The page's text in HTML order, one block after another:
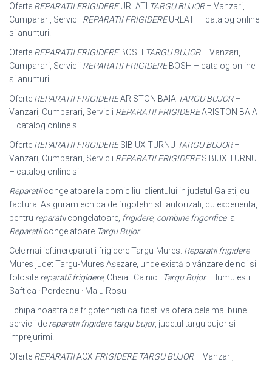
Oferte REPARATII FRIGIDEREURLATI TARGU BUJOR– Vanzari,
Cumparari, Servicii REPARATII FRIGIDEREURLATI – catalog online
si anunturi.
Oferte REPARATII FRIGIDEREBOSH TARGU BUJOR– Vanzari,
Cumparari, Servicii REPARATII FRIGIDEREBOSH – catalog online
si anunturi.
Oferte REPARATII FRIGIDEREARISTON BAIA TARGU BUJOR–
Vanzari, Cumparari, Servicii REPARATII FRIGIDEREARISTON BAIA
– catalog online si
Oferte REPARATII FRIGIDERESIBIUX TURNU TARGU BUJOR–
Vanzari, Cumparari, Servicii REPARATII FRIGIDERESIBIUX TURNU
– catalog online si
Reparatiicongelatoare la domiciliul clientului in judetul Galati, cu
factura. Asiguram echipa de frigotehnisti autorizati, cu experienta,
pentru reparatiicongelatoare, frigidere, combine frigorificela
Reparatiicongelatoare Targu Bujor
Cele mai ieftinereparatii frigidere Targu-Mures. Reparatii frigidere
Mures judet Targu-Mures Așezare, unde există o vânzare de noi si
folosite reparatii frigidere; Cheia · Calnic · Targu Bujor· Humulesti ·
Saftica · Pordeanu · Malu Rosu
Echipa noastra de frigotehnisti calificati va ofera cele mai bune
servicii de reparatii frigidere targu bujor, judetul targu bujor si
imprejurimi.
Oferte REPARATIIACX FRIGIDERE TARGU BUJOR– Vanzari,